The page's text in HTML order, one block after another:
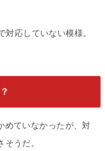
応していない模様。
めていなかったが、対
うだ。